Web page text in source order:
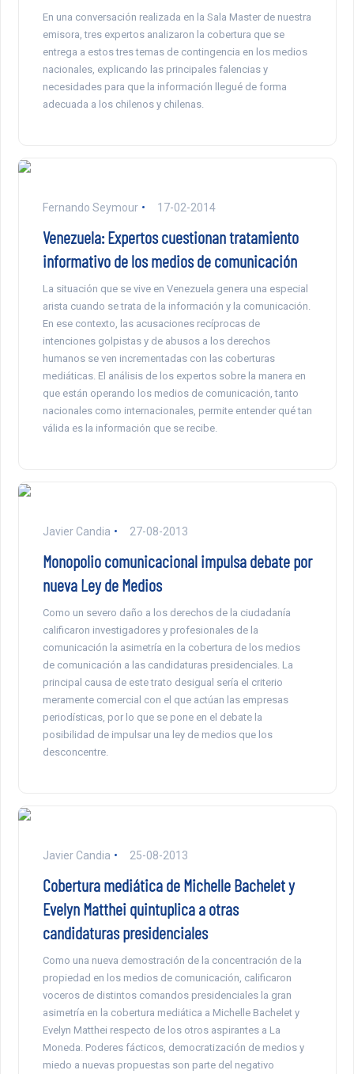
En una conversación realizada en la Sala Master de nuestra
emisora, tres expertos analizaron la cobertura que se
entrega a estos tres temas de contingencia en los medios
nacionales, explicando las principales falencias y
necesidades para que la información llegué de forma
adecuada a los chilenos y chilenas.
Fernando Seymour 17-02-2014
Venezuela: Expertos cuestionan tratamiento
informativo de los medios de comunicación
La situación que se vive en Venezuela genera una especial
arista cuando se trata de la información y la comunicación.
En ese contexto, las acusaciones recíprocas de
intenciones golpistas y de abusos a los derechos
humanos se ven incrementadas con las coberturas
mediáticas. El análisis de los expertos sobre la manera en
que están operando los medios de comunicación, tanto
nacionales como internacionales, permite entender qué tan
válida es la información que se recibe.
Javier Candia 27-08-2013
Monopolio comunicacional impulsa debate por
nueva Ley de Medios
Como un severo daño a los derechos de la ciudadanía
calificaron investigadores y profesionales de la
comunicación la asimetría en la cobertura de los medios
de comunicación a las candidaturas presidenciales. La
principal causa de este trato desigual sería el criterio
meramente comercial con el que actúan las empresas
periodísticas, por lo que se pone en el debate la
posibilidad de impulsar una ley de medios que los
desconcentre.
Javier Candia 25-08-2013
Cobertura mediática de Michelle Bachelet y
Evelyn Matthei quintuplica a otras
candidaturas presidenciales
Como una nueva demostración de la concentración de la
propiedad en los medios de comunicación, calificaron
voceros de distintos comandos presidenciales la gran
asimetría en la cobertura mediática a Michelle Bachelet y
Evelyn Matthei respecto de los otros aspirantes a La
Moneda. Poderes fácticos, democratización de medios y
miedo a nuevas propuestas son parte del negativo